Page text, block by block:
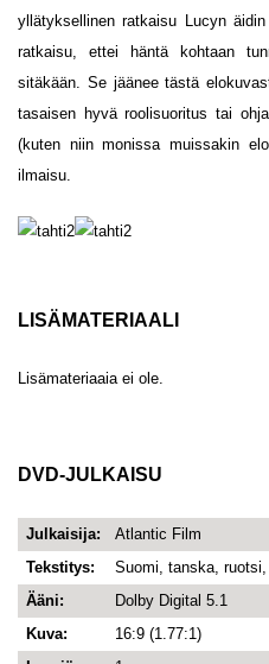
yllätyksellinen ratkaisu Lucyn
ratkaisu, ettei häntä kohtaan
sitäkään. Se jäänee tästä
tasaisen hyvä roolisuoritus tai
(kuten niin monissa muissakin
ilmaisu.
LISÄMATERIAALI
Lisämateriaaia ei ole.
DVD-JULKAISU
Julkaisija:
Atlantic Film
Tekstitys:
Suomi, tanska, ruotsi,
Ääni:
Dolby Digital 5.1
Kuva:
16:9 (1.77:1)